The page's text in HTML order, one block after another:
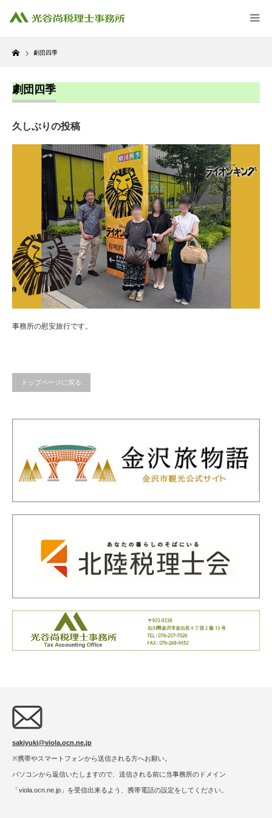
Home
劇団四季
劇団四季
久しぶりの投稿
事務所の慰安旅行です。
トップページに戻る
sakiyuki@viola.ocn.ne.jp
※携帯やスマートフォンから送信される方へお願い。
パソコンから返信いたしますので、送信される前に当事務所のドメイン
「viola.ocn.ne.jp」を受信出来るよう、携帯電話の設定をしてください。